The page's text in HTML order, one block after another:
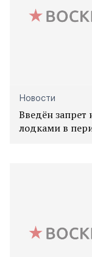
Новости
Введён
лодками в